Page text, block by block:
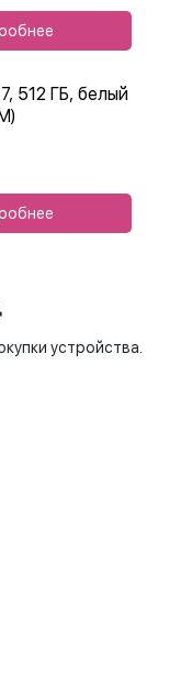
512 ГБ, белый
устройства.